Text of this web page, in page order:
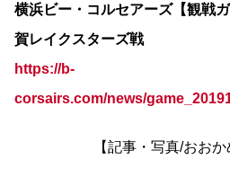
横浜ビー・コルセアーズ【観戦
賀レイクスターズ戦
https://b-
corsairs.com/news/
【記事・写真/おお